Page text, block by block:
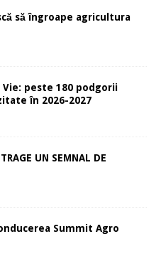
să îngroape agricultura
peste 180 podgorii
în 2026-2027
UN SEMNAL DE
Summit Agro